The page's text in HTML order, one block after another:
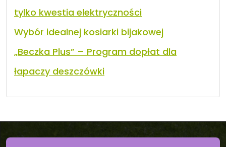
tylko kwestia elektryczności
Wybór idealnej kosiarki bijakowej
„Beczka Plus” – Program dopłat dla
łapaczy deszczówki